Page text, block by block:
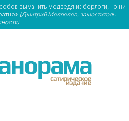
выманить медведя из берлоги, но ни
(Дмитрий Медведев, заместитель